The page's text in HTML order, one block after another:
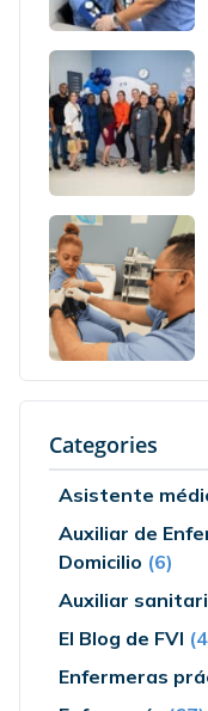
Categories
Asistente
Auxiliar de
Domicilio (6)
Auxiliar
El Blog de FVI
Enfermeras